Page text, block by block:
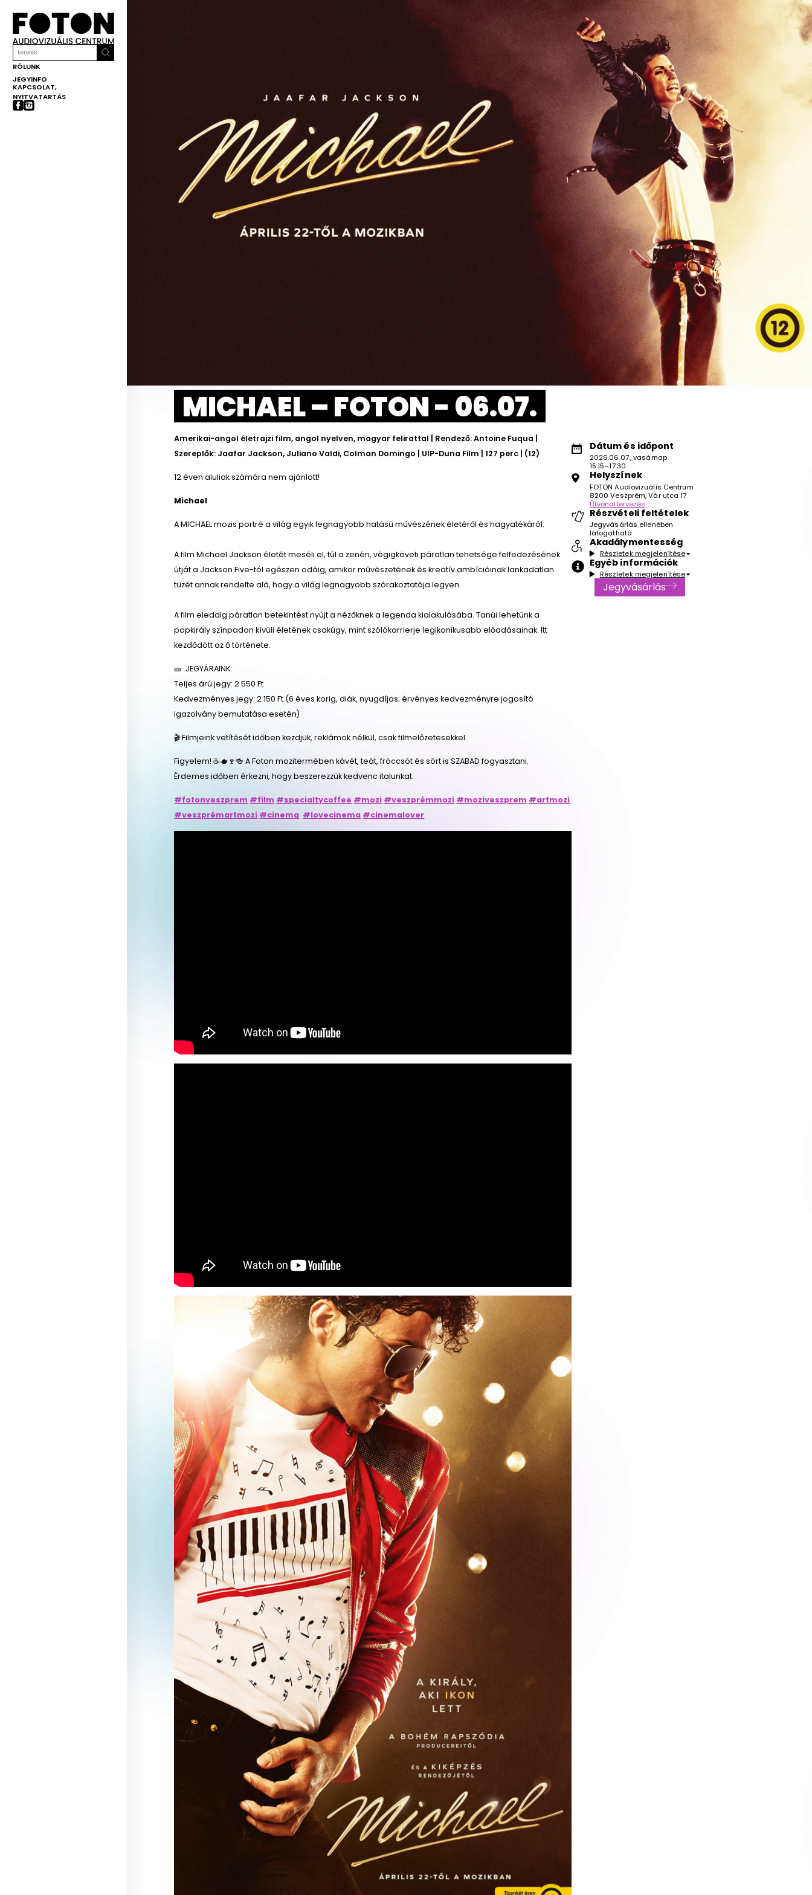
RÓLUNK
JEGYINFO
KAPCSOLAT,
NYITVATARTÁS
MICHAEL – FOTON - 06.07.
Amerikai-angol életrajzi film, angol nyelven, magyar felirattal | Rendező: Antoine Fuqua |
Szereplők: Jaafar Jackson, Juliano Valdi, Colman Domingo | UIP-Duna Film | 127 perc | (12)
12 éven aluliak számára nem ajánlott!
Michael
A MICHAEL mozis portré a világ egyik legnagyobb hatású művészének életéről és hagyatékáról.
A film Michael Jackson életét meséli el, túl a zenén, végigköveti páratlan tehetsége felfedezésének
útját a Jackson Five-tól egészen odáig, amikor művészetének és kreatív ambícióinak lankadatlan
tüzét annak rendelte alá, hogy a világ legnagyobb szórakoztatója legyen.
A film eleddig páratlan betekintést nyújt a nézőknek a legenda kialakulásába. Tanúi lehetünk a
popkirály színpadon kívüli életének csakúgy, mint szólókarrierje legikonikusabb előadásainak. Itt
kezdődött az ő története.
🎫 JEGYÁRAINK:
Teljes árú jegy: 2 550 Ft
Kedvezményes jegy: 2 150 Ft (6 éves korig, diák, nyugdíjas; érvényes kedvezményre jogosító
igazolvány bemutatása esetén)
🎬 Filmjeink vetítését időben kezdjük, reklámok nélkül, csak filmelőzetesekkel.
Figyelem! ☕🫖🍷🍻 A Foton mozitermében kávét, teát, fröccsöt és sört is SZABAD fogyasztani.
Érdemes időben érkezni, hogy beszerezzük kedvenc italunkat.
#fotonveszprem #film #specialtycoffee #mozi #veszprémmozi #moziveszprem #artmozi
#veszprémartmozi #cinema #lovecinema #cinemalover
Dátum és időpont
2026.06.07., vasárnap
15:15–17:30
Helyszínek
FOTON Audiovizuális Centrum
8200 Veszprém, Vár utca 17
Útvonaltervezés
Részvételi feltételek
Jegyvásárlás ellenében
látogatható
Akadálymentesség
Részletek megjelenítése
Egyéb információk
Részletek megjelenítése
Jegyvásárlás